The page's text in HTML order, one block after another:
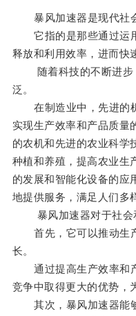
暴风加速器是现代社会
它指的是那些通过运用
释放和利用效率，进而快
随着科技的不断进步
泛。
在制造业中，先进的机
实现生产效率和产品质量
的农机和先进的农业科学
种植和养殖，提高农业生
的发展和智能化设备的应
地提供服务，满足人们多
暴风加速器对于社会和
首先，它可以推动生
长。
通过提高生产效率和产
竞争中取得更大的优势，
其次，暴风加速器能够